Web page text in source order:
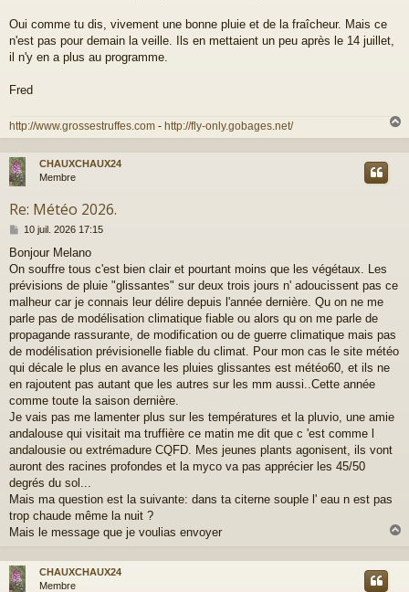
Oui comme tu dis, vivement une bonne pluie et de la fraîcheur. Mais ce
n'est pas pour demain la veille. Ils en mettaient un peu après le 14 juillet,
il n'y en a plus au programme.
Fred
http://www.grossestruffes.com - http://fly-only.gobages.net/
a
CHAUXCHAUX24
Membre
Re: Météo 2026.
M
s
s
a
10 juil. 2026 17:15
Bonjour Melano
On souffre tous c'est bien clair et pourtant moins que les végétaux. Les
prévisions de pluie "glissantes" sur deux trois jours n' adoucissent pas ce
malheur car je connais leur délire depuis l'année dernière. Qu on ne me
parle pas de modélisation climatique fiable ou alors qu on me parle de
propagande rassurante, de modification ou de guerre climatique mais pas
de modélisation prévisionelle fiable du climat. Pour mon cas le site météo
qui décale le plus en avance les pluies glissantes est météo60, et ils ne
en rajoutent pas autant que les autres sur les mm aussi..Cette année
comme toute la saison dernière.
Je vais pas me lamenter plus sur les températures et la pluvio, une amie
andalouse qui visitait ma truffière ce matin me dit que c 'est comme l
andalousie ou extrémadure CQFD. Mes jeunes plants agonisent, ils vont
auront des racines profondes et la myco va pas apprécier les 45/50
degrés du sol...
Mais ma question est la suivante: dans ta citerne souple l' eau n est pas
trop chaude même la nuit ?
Mais le message que je voulias envoyer
u
CHAUXCHAUX24
Membre